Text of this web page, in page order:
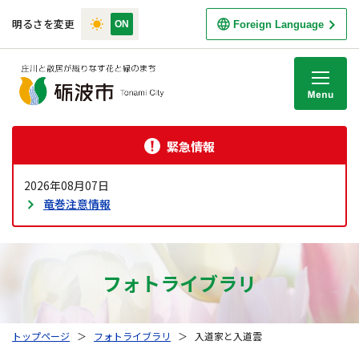
明るさを変更 Foreign Language
緊急情報
2026年08月07日
竜巻注意情報
フォトライブラリ
トップページ ＞ フォトライブラリ ＞ 入道家と入道雲